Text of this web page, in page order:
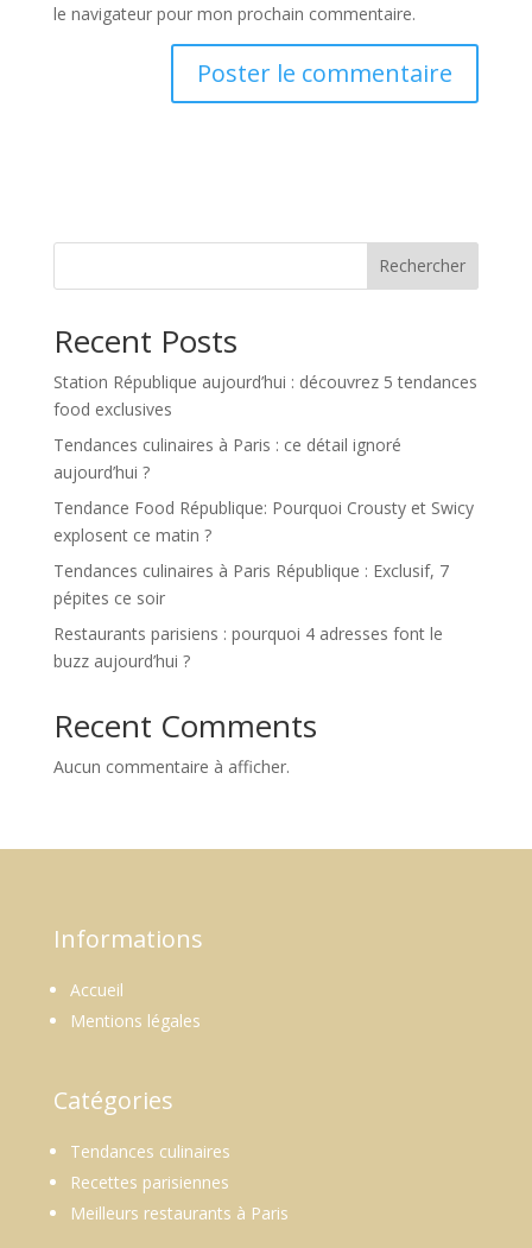
le navigateur pour mon prochain commentaire.
Rechercher
Recent Posts
Station République aujourd’hui : découvrez 5 tendances
food exclusives
Tendances culinaires à Paris : ce détail ignoré
aujourd’hui ?
Tendance Food République: Pourquoi Crousty et Swicy
explosent ce matin ?
Tendances culinaires à Paris République : Exclusif, 7
pépites ce soir
Restaurants parisiens : pourquoi 4 adresses font le
buzz aujourd’hui ?
Recent Comments
Aucun commentaire à afficher.
Informations
Accueil
Mentions légales
Catégories
Tendances culinaires
Recettes parisiennes
Meilleurs restaurants à Paris